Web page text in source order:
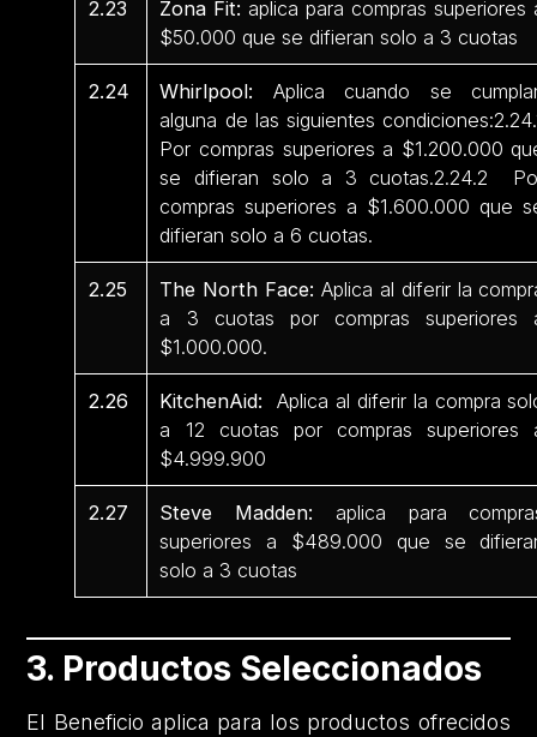
2.23 Zona Fit: aplica para compras superiores
$50.000 que se difieran solo a 3 cuotas
2.24 Whirlpool: Aplica cuando se
alguna de las siguientes
Por compras superiores a $1.200.000
se difieran solo a 3 cuotas.2.24.2
compras superiores a $1.600.000 que
difieran solo a 6 cuotas.
2.25 The North Face: Aplica al diferir la
a 3 cuotas por compras superiores
$1.000.000.
2.26 KitchenAid:Aplica al diferir la compra
a 12 cuotas por compras superiores
$4.999.900
2.27 Steve Madden: aplica para
superiores a $489.000 que se
solo a 3 cuotas
3. Productos Seleccionados
El Beneficio aplica para los productos ofrecidos